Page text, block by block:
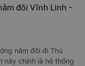
đôi Vĩnh Linh -
nằm đôi đi Thủ
này chính là hệ thống